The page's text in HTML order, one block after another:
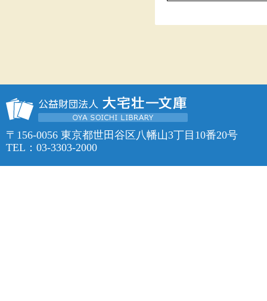
〒156-0056 東京都世田谷区八幡山3丁目10番20号
TEL：03-3303-2000